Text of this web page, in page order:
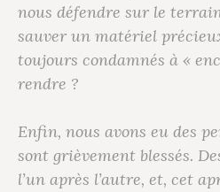
nous défendre sur le
sauver un matériel
toujours condamnés à «
rendre ?
Enfin, nous avons eu des
sont grièvement blessés.
l’un après l’autre, et, cet